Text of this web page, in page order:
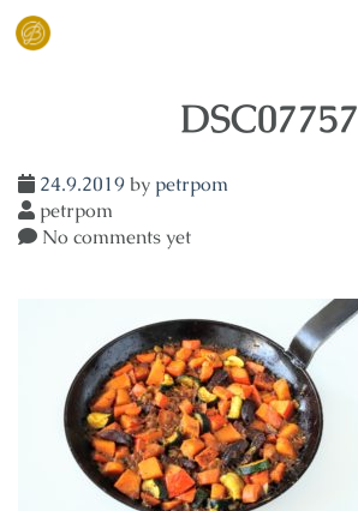
Skip
DSC07757
24.9.2019by petrpom
petrpom
No comments yet